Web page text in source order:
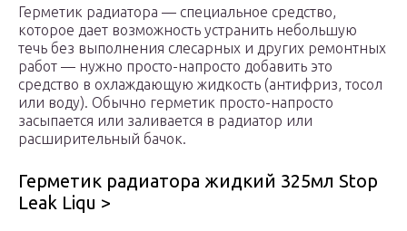
Герметик радиатора — специальное средство,
которое дает возможность устранить небольшую
течь без выполнения слесарных и других ремонтных
работ — нужно просто-напросто добавить это
средство в охлаждающую жидкость (антифриз, тосол
или воду). Обычно герметик просто-напросто
засыпается или заливается в радиатор или
расширительный бачок.
Герметик радиатора жидкий 325мл Stop
Leak Liqu >